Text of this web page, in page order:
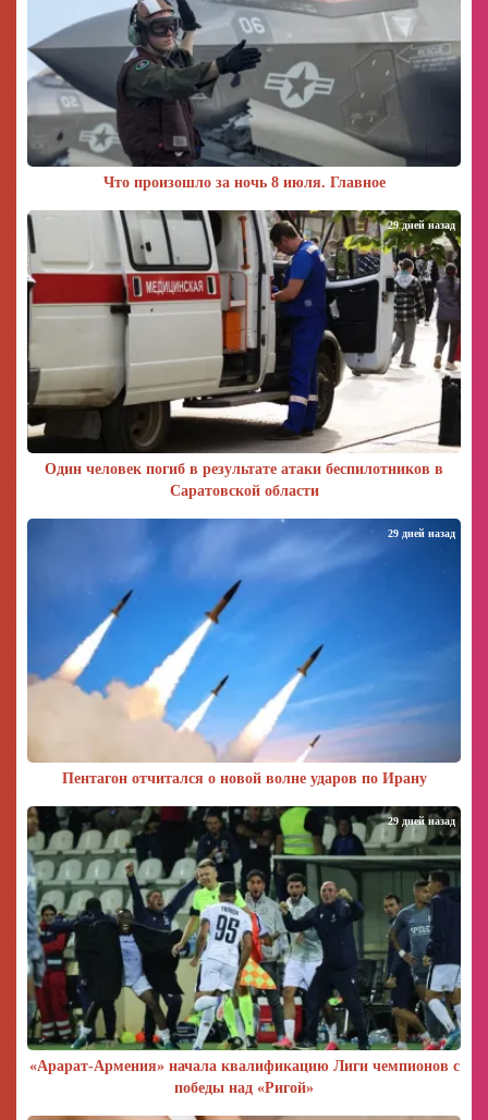
Что произошло за ночь 8 июля. Главное
Один человек погиб в результате атаки беспилотников в
Саратовской области
29 дней назад
Пентагон отчитался о новой волне ударов по Ирану
29 дней назад
«Арарат‑Армения» начала квалификацию Лиги чемпионов с
победы над «Ригой»
29 дней назад